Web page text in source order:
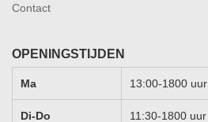
Contact
OPENINGSTIJDEN
Ma 13:00-1800 uur
Di-Do 11:30-1800 uur